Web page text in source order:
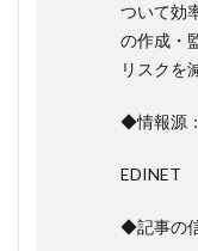
ついて効
の作成・
リスクを
◆情報源：
EDINET
◆記事の